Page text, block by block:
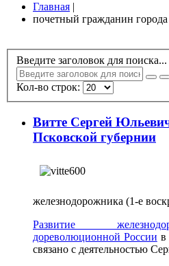
Главная |
почетный гражданин
Введите заголовок для поиска...
Кол-во строк:
Витте Сергей
Псковской губернии
железнодорожника (1-е
Развитие
дореволюционной России в
связано с деятельностью